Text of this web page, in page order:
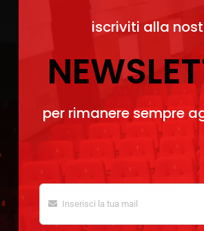
iscriviti alla
per rimanere sempre